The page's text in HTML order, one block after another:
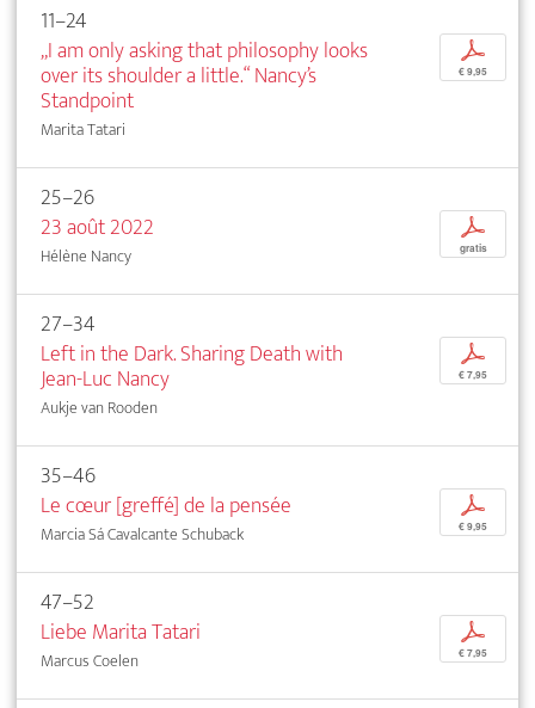
11–24
„I am only asking that philosophy looks
over its shoulder a little.“ Nancy’s
Standpoint
Marita Tatari
p
€ 9,95
25–26
23 août 2022
Hélène Nancy
p
gratis
27–34
Left in the Dark. Sharing Death with
Jean-Luc Nancy
Aukje van Rooden
p
€ 7,95
35–46
Le cœur [greffé] de la pensée
Marcia Sá Cavalcante Schuback
p
€ 9,95
47–52
Liebe Marita Tatari
Marcus Coelen
p
€ 7,95